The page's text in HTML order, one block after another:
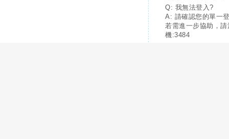
Q: 我無法登入?
A: 請確認您的單一
若需進一步協助，
機:3484